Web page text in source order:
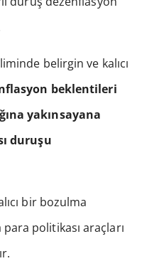
belirgin ve kalıcı
beklentileri
yakınsayana
duruşu
bir bozulma
politikası araçları